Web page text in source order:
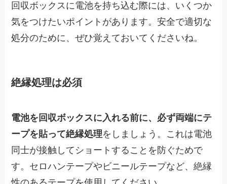
回収ボックスに電池を持ち込む際には、いくつか
気をつけたいポイントがあります。安全で適切な
処分のために、ぜひ覚えておいてくださいね。
絶縁処理は必須
電池を回収ボックスに入れる前に、必ず両端にテ
ープを貼って絶縁処理をしましょう。これは電池
同士が接触してショートすることを防ぐためで
す。セロハンテープやビニールテープなど、絶縁